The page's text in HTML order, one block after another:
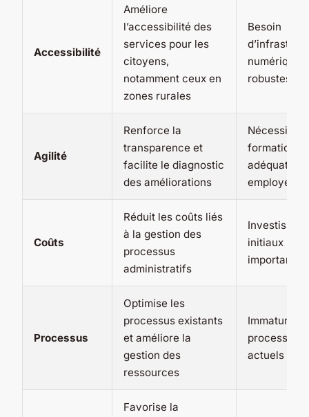
Accessibilité
Améliore
l’accessibilité des
services pour les
citoyens,
notamment ceux en
zones rurales
Besoin
numériques
robustes
Agilité
Renforce la
transparence et
facilite le diagnostic
des améliorations
Nécessite
formation
adéquate
employés
Coûts
Réduit les coûts liés
à la gestion des
processus
administratifs
initiaux
importants
Processus
Optimise les
processus existants
et améliore la
gestion des
ressources
Immaturité
processus
actuels
Favorise la